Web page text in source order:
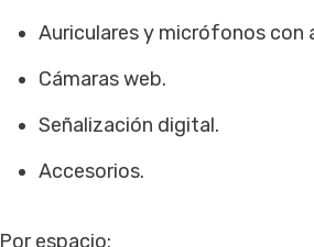
Auriculares y micrófonos con
Cámaras web.
Señalización digital.
Accesorios.
Por espacio: